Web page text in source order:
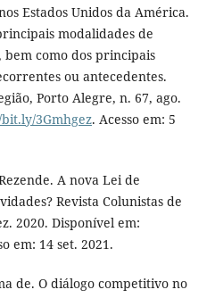
Estados Unidos da América.
modalidades de
bem como dos principais
ou antecedentes.
Porto Alegre, n. 67, ago.
3Gmhgez. Acesso em: 5
A nova Lei de
Revista Colunistas de
2020. Disponível em:
em: 14 set. 2021.
de. O diálogo competitivo no